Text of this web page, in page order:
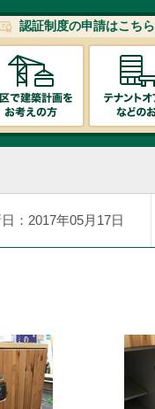
認証制度の申請はこちら
：2017年05月17日